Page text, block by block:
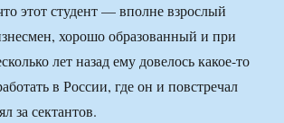
этот студент — вполне взрослый
хорошо образованный и при
лет назад ему довелось какое-то
в России, где он и повстречал
за сектантов.